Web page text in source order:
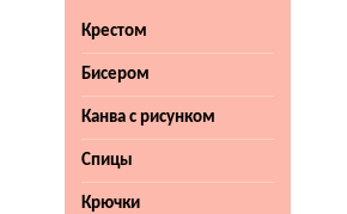
Крестом
Бисером
Канва с рисунком
Спицы
Крючки